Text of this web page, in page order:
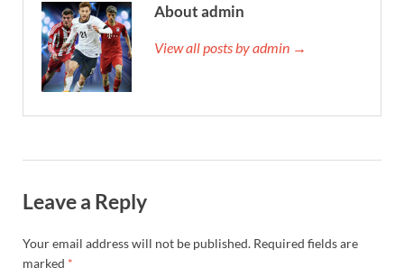
About admin
View all posts by admin →
Leave a Reply
Your email address will not be published. Required fields are
marked *